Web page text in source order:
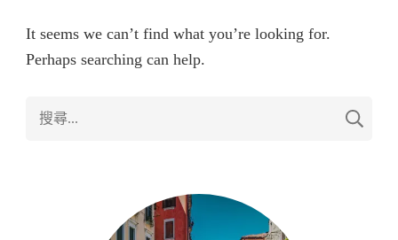
It seems we can’t find what you’re looking for.
Perhaps searching can help.